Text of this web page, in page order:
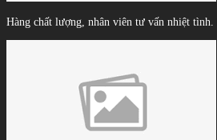
Hàng chất lượng, nhân viên tư vấn nhiệt tình.